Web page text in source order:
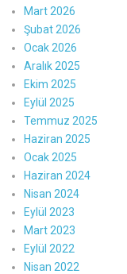
Mart 2026
Şubat 2026
Ocak 2026
Aralık 2025
Ekim 2025
Eylül 2025
Temmuz 2025
Haziran 2025
Ocak 2025
Haziran 2024
Nisan 2024
Eylül 2023
Mart 2023
Eylül 2022
Nisan 2022